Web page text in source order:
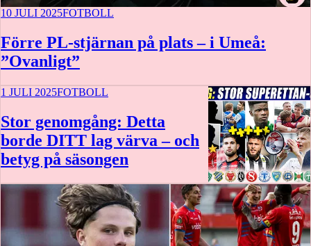
10 JULI 2025FOTBOLL
Förre PL-stjärnan på plats – i Umeå:
”Ovanligt”
1 JULI 2025FOTBOLL
Stor genomgång: Detta
borde DITT lag värva – och
betyg på säsongen